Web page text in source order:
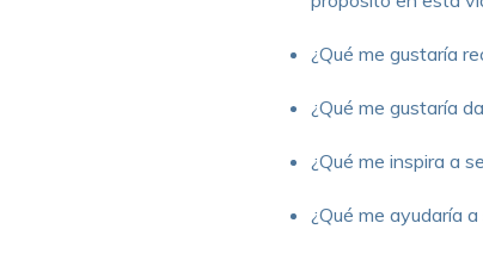
¿Qué me gustaría
¿Qué me gustaría
¿Qué me inspira a
¿Qué me ayudaría